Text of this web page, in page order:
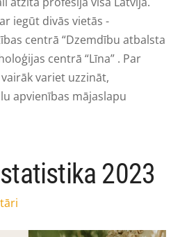
iegūt divās vietās -
centrā “Dzemdību atbalsta
centrā “Līna” . Par
variet uzzināt,
apvienības mājaslapu
2023